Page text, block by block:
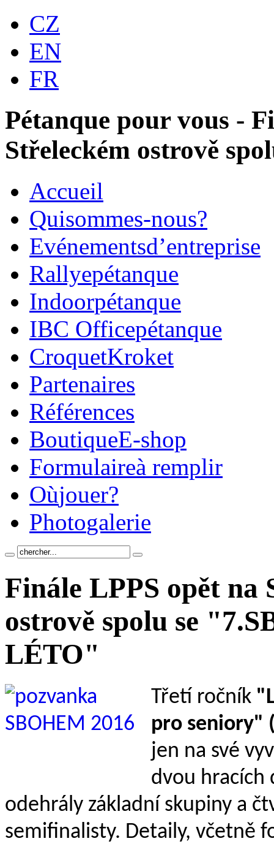
CZ
EN
FR
Pétanque pour vous -
Střeleckém ostrově
Accueil
Quisommes-nous?
Evénementsd’entreprise
Rallyepétanque
Indoorpétanque
IBC Officepétanque
CroquetKroket
Partenaires
Références
BoutiqueE-shop
Formulaireà remplir
Oùjouer?
Photogalerie
Finále LPPS opět na
ostrově spolu se
LÉTO"
Třetí ročník
pro seniory"
jen na své
dvou hracích
odehrály základní skupiny a
semifinalisty. Detaily, včetně